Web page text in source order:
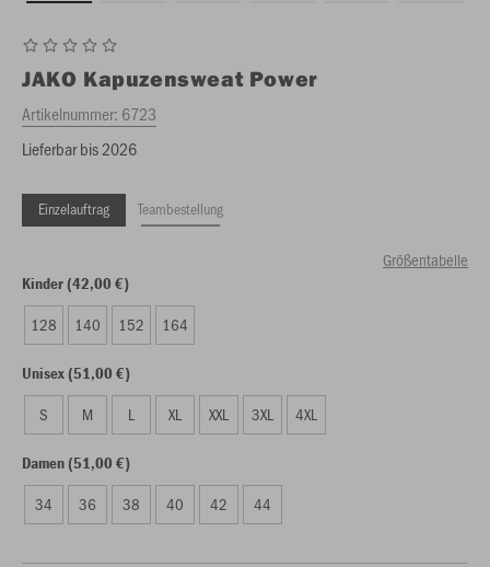
JAKO Kapuzensweat Power
Artikelnummer: 6723
Lieferbar bis 2026
Einzelauftrag Teambestellung
Größentabelle
Kinder (42,00 €)
128 140 152 164
Unisex (51,00 €)
S M L XL XXL 3XL 4XL
Damen (51,00 €)
34 36 38 40 42 44